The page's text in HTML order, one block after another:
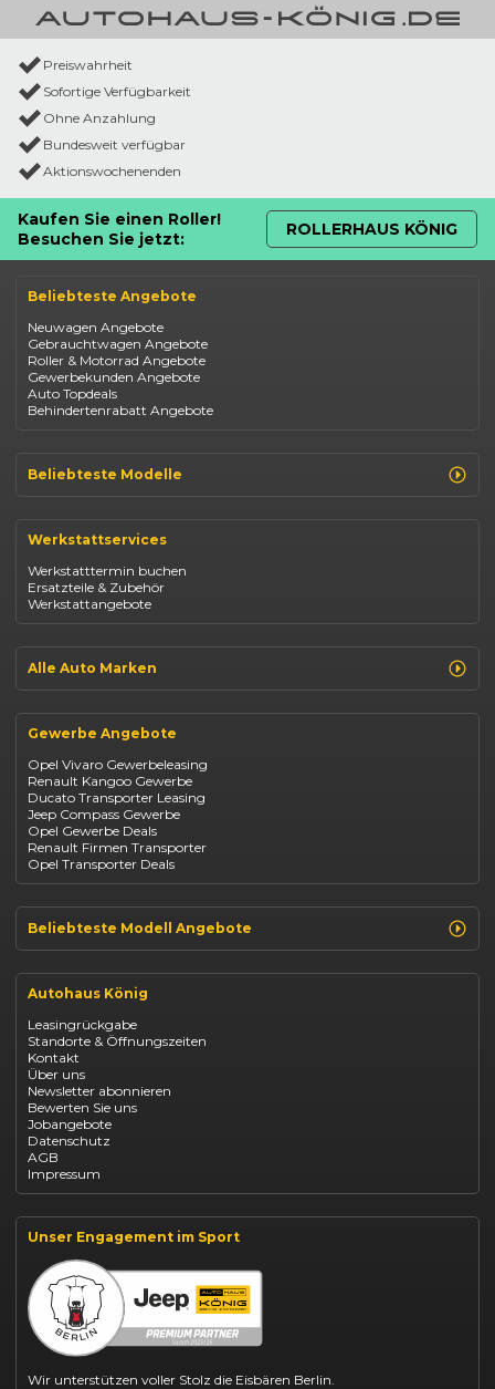
Preiswahrheit
Sofortige Verfügbarkeit
Ohne Anzahlung
Bundesweit verfügbar
Aktionswochenenden
Kaufen Sie einen Roller!
Besuchen Sie jetzt:
ROLLERHAUS KÖNIG
Beliebteste Angebote
Neuwagen Angebote
Gebrauchtwagen Angebote
Roller & Motorrad Angebote
Gewerbekunden Angebote
Auto Topdeals
Behindertenrabatt Angebote
Beliebteste Modelle
Opel Corsa
Fiat 500
Dacia Duster
Dacia Sandero
Jeep Compass
Suzuki Vitara
Suzuki Swift
Mazda CX-30
Werkstattservices
Werkstatttermin buchen
Ersatzteile & Zubehör
Werkstattangebote
Alle Auto Marken
Opel
Fiat
Jeep
Suzuki
BYD
Kia
Mazda
Citroën
Abarth
Fiat Professional
Gewerbe Angebote
Opel Vivaro Gewerbeleasing
Renault Kangoo Gewerbe
Ducato Transporter Leasing
Jeep Compass Gewerbe
Opel Gewerbe Deals
Renault Firmen Transporter
Opel Transporter Deals
Beliebteste Modell Angebote
Renault Arkana Leasing
Renault Captur Leasing
Opel Astra leasen
Opel Mokka kaufen
Opel Grandland finanzieren
Opel Vivaro Gewerbeleasing
Fiat 500 finanzieren
Fiat Panda leasen
Dacia Duster finanzieren
Dacia Sandero kaufen
Dacia Jogger leasen
Jeep Compass leasen
Jeep Renegade finanzieren
Suzuki Swift finanzieren
BYD Dolphin finanzieren
Kia Ceed finanzieren
Kia Sportage leasen
Mazda CX-30 finanzieren
Citroën C3 leasen
Autohaus König
Leasingrückgabe
Standorte & Öffnungszeiten
Kontakt
Über uns
Newsletter abonnieren
Bewerten Sie uns
Jobangebote
Datenschutz
AGB
Impressum
Unser Engagement im Sport
Wir unterstützen voller Stolz die Eisbären Berlin.